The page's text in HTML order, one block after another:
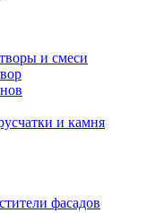
и смеси
и камня
фасадов